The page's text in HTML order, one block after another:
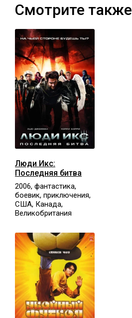
Смотрите также
Люди Икс:
Последняя битва
2006, фантастика,
боевик, приключения,
США, Канада,
Великобритания